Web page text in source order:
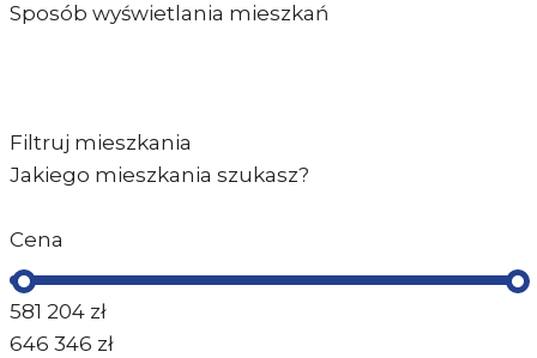
Sposób wyświetlania mieszkań
Filtruj mieszkania
Jakiego mieszkania szukasz?
Cena
581 204 zł
646 346 zł